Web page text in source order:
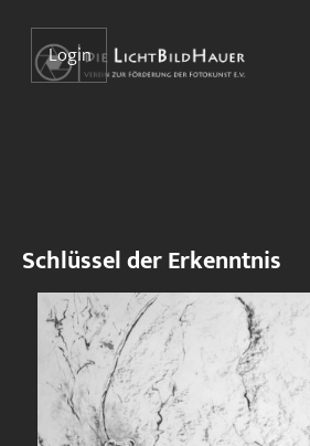
Login
Schlüssel der Erkenntnis